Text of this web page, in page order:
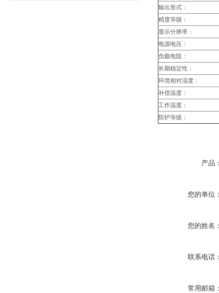
输出形式：
精度等级：
显示分辨率：
电源电压：
负载电阻：
长期稳定性：
环境相对湿度：
补偿温度：
工作温度：
防护等级：
产品
您的单位
您的姓名
联系电话
常用邮箱